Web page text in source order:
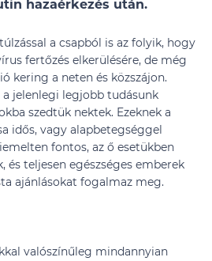
hazaérkezés után.
a csapból is az folyik, hogy
fertőzés elkerülésére, de még
kering a neten és közszájon.
jelenlegi legjobb tudásunk
szedtük nektek. Ezeknek a
idős, vagy alapbetegséggel
fontos, az ő esetükben
teljesen egészséges emberek
ajánlásokat fogalmaz meg.
valószínűleg mindannyian